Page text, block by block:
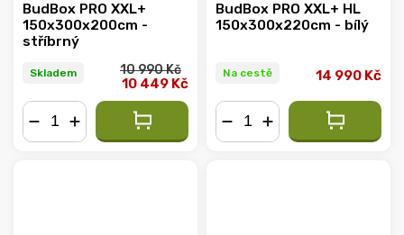
BudBox PRO XXL+
150x300x200cm -
stříbrný
Skladem 10 990 Kč
10 449 Kč
BudBox PRO XXL+ HL
150x300x220cm - bílý
Na cestě 14 990 Kč